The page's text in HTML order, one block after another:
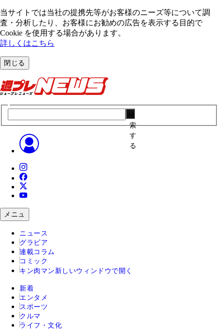
当サイトでは当社の提携先等がお客様のニーズ等について調
査・分析したり、お客様にお勧めの広告を表⽰する⽬的で
Cookie を使⽤する場合があります。
詳しくはこちら
閉じる
索
す
る
メニュ
ニュース
グラビア
連載コラム
コミック
キン肉マン 新しいウィンドウで開く
新着
エンタメ
スポーツ
クルマ
ライフ・文化